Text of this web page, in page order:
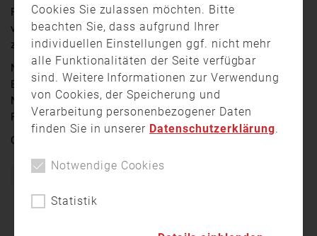
Passanten haben gegen drei Uhr die Feuerwehr
verständigt –Der Sachschaden liegt bei mehreren
zehntausend Euro.
Nun ermittelt die Polizei wegen möglicher
Brandstiftung. Die Spurensicherung war noch in der
Nacht vor Ort und auch ein Hubschrauber kreiste ihm
Rahmen der Fahndung über die Innenstadt.
Quelle:
Bayern
Cookies Sie zulassen möchten. Bitte
beachten Sie, dass aufgrund Ihrer
individuellen Einstellungen ggf. nicht mehr
alle Funktionalitäten der Seite verfügbar
sind. Weitere Informationen zur Verwendung
von Cookies, der Speicherung und
Verarbeitung personenbezogener Daten
finden Sie in unserer Datenschutzerklärung.
Notwendige Cookies
Statistik